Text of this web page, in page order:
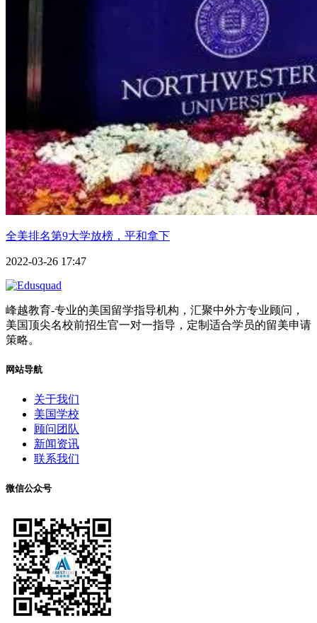
全美排名第9大学放榜，平和拿下
2022-03-26 17:47
峰越教育-专业的美国留学指导机构，汇聚中外方专业顾问，
美国顶尖名校前招生官一对一指导，定制适合学员的留美申请
策略。
网站导航
关于我们
美国学校
顾问团队
新闻资讯
联系我们
微信公众号